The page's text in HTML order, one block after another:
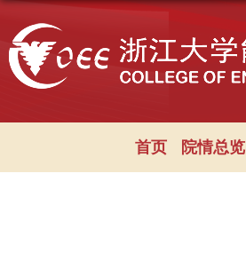
首页 院情总览